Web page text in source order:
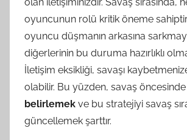
oyuncunun rolü kritik öneme
oyuncu düşmanın arkasına
diğerlerinin bu duruma hazırlıklı
İletişim eksikliği, savaşı
olabilir. Bu yüzden, savaş
belirlemek ve bu stratejiyi savaş
güncellemek şarttır.